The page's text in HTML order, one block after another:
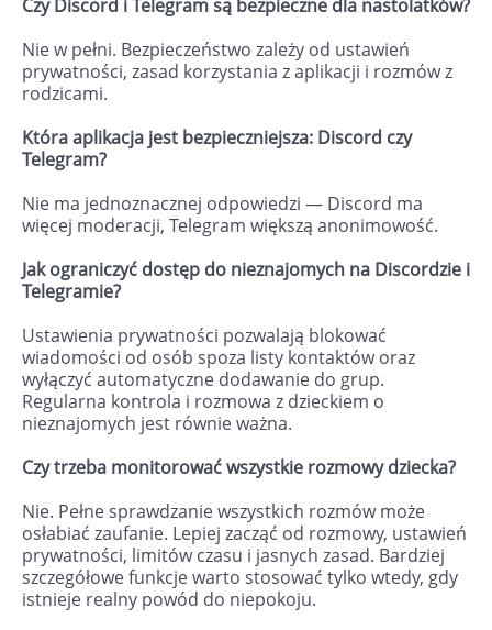
Czy Discord i Telegram są bezpieczne dla nastolatków?
Nie w pełni. Bezpieczeństwo zależy od ustawień
prywatności, zasad korzystania z aplikacji i rozmów z
rodzicami.
Która aplikacja jest bezpieczniejsza: Discord czy
Telegram?
Nie ma jednoznacznej odpowiedzi — Discord ma
więcej moderacji, Telegram większą anonimowość.
Jak ograniczyć dostęp do nieznajomych na Discordzie i
Telegramie?
Ustawienia prywatności pozwalają blokować
wiadomości od osób spoza listy kontaktów oraz
wyłączyć automatyczne dodawanie do grup.
Regularna kontrola i rozmowa z dzieckiem o
nieznajomych jest równie ważna.
Czy trzeba monitorować wszystkie rozmowy dziecka?
Nie. Pełne sprawdzanie wszystkich rozmów może
osłabiać zaufanie. Lepiej zacząć od rozmowy, ustawień
prywatności, limitów czasu i jasnych zasad. Bardziej
szczegółowe funkcje warto stosować tylko wtedy, gdy
istnieje realny powód do niepokoju.